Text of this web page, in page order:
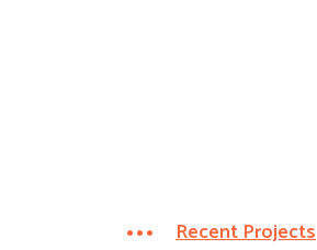
Recent Projects